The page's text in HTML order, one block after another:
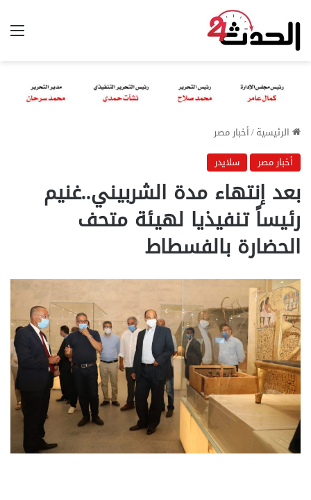
الرئيسية/أخبار مصر
أخبار مصر
سلايدر
بعد إنتهاء مدة الشربيني..غنيم
رئيساً تنفيذيا لهيئة متحف
الحضارة بالفسطاط